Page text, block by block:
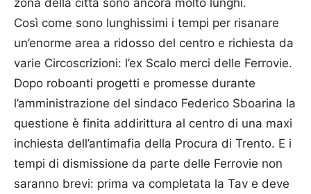
Così come sono lunghissimi i tempi per risanare
un’enorme area a ridosso del centro e richiesta da
varie Circoscrizioni: l’ex Scalo merci delle Ferrovie.
Dopo roboanti progetti e promesse durante
l’amministrazione del sindaco Federico Sboarina la
questione è finita addirittura al centro di una maxi
inchiesta dell’antimafia della Procura di Trento. E i
tempi di dismissione da parte delle Ferrovie non
saranno brevi: prima va completata la Tav e deve